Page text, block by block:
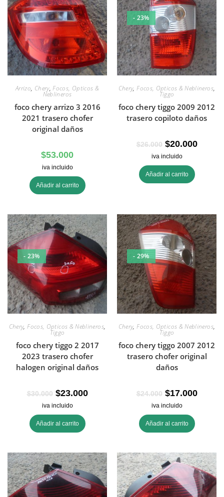
Arrizo, Chery,Focos, Opticos &
Neblineros
foco chery arrizo 3 2016
2021 trasero chofer
original daños
$53.000
iva incluido
Añadir al carrito
- 23%
Chery,Focos, Opticos & Neblineros,
Tiggo
foco chery tiggo 2009 2012
trasero copiloto daños
$26.000 $20.000
iva incluido
Añadir al carrito
- 23%
Chery,Focos, Opticos & Neblineros,
Tiggo
foco chery tiggo 2 2017
2023 trasero chofer
halogen original daños
$30.000 $23.000
iva incluido
Añadir al carrito
- 29%
Chery,Focos, Opticos & Neblineros,
Tiggo
foco chery tiggo 2007 2012
trasero chofer original
daños
$24.000 $17.000
iva incluido
Añadir al carrito